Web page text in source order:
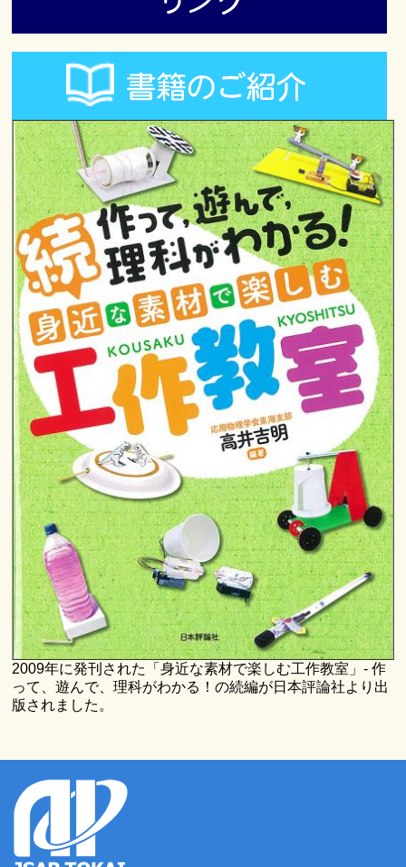
2009年に発刊された「身近な素材で楽しむ工作教室」- 作
って、遊んで、理科がわかる！の続編が日本評論社より出
版されました。